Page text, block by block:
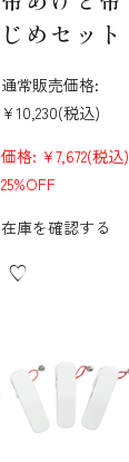
じめセット
通常販売価格:
¥10,230(税込)
価格: ¥7,672(税込)
25%OFF
在庫を確認する